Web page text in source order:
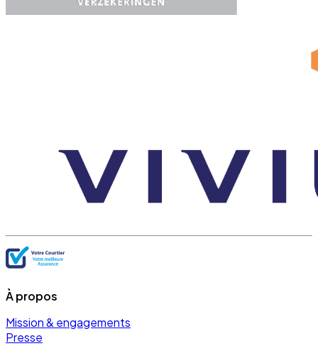
À propos
Mission & engagements
Presse